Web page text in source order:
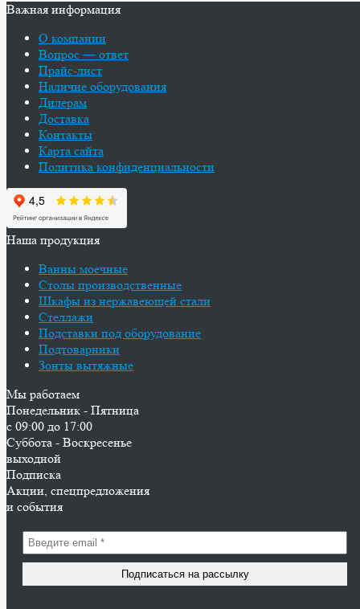
Важная информация
О компании
Вопрос — ответ
Прайс-лист
Наличие оборудования
Дилерам
Доставка
Контакты
Карта сайта
Политика конфиденциальности
Наша продукция
Ванны моечные
Столы производственные
Шкафы из нержавеющей стали
Стеллажи
Подставки под оборудование
Подтоварники
Зонты вытяжные
Мы работаем
Понедельник - Пятница
с 09:00 до 17:00
Суббота - Воскресенье
выходной
Подписка
Акции, спецпредложения
и события